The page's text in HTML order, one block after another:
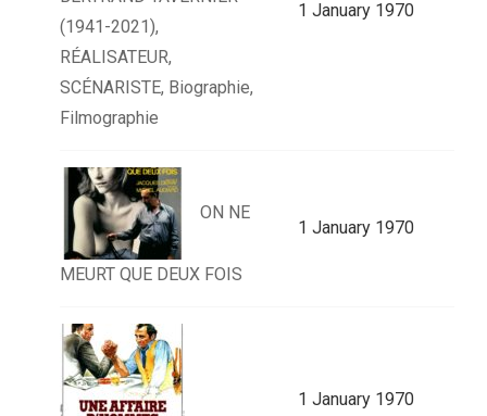
(1941-2021),
RÉALISATEUR,
SCÉNARISTE, Biographie,
Filmographie
1 January 1970
ON NE
MEURT QUE DEUX FOIS
1 January 1970
1 January 1970